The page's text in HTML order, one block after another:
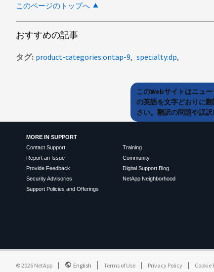
このページのトップへ
おすすめの記事
タグ product-categories:ontap-9 specialty:dp
このWebサイトはニュ
の英語を文字どおりに
さい。翻訳の問題や誤
MORE IN SUPPORT
Contact Support
Report an Issue
Provide Feedback
Security Advisories
Support Policies and Offerings
Training
Community
Digital Support Blog
NetApp Neighborhood
©2026 NetApp English Terms of Use Privacy Policy Cookie